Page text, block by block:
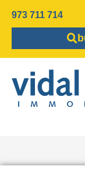
973 711 714